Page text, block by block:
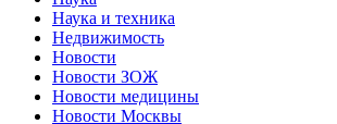
Наука и техника
Недвижимость
Новости
Новости ЗОЖ
Новости медицины
Новости Москвы